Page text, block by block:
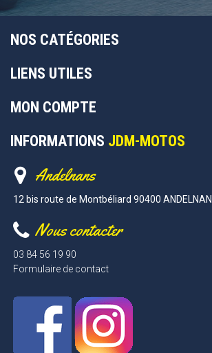
NOS CATÉGORIES
LIENS UTILES
MON COMPTE
INFORMATIONS JDM-MOTOS
Andelnans
12 bis route de Montbéliard 90400
Nous contacter
03 84 56 19 90
Formulaire de contact